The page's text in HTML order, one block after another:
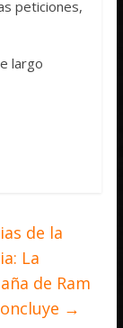
peticiones,
largo
de la
La
de Ram
→